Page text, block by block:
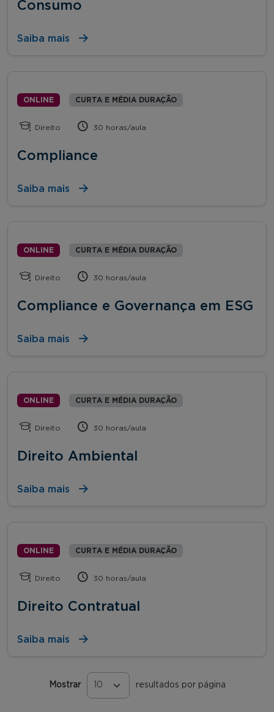
Consumo
Saiba mais
ONLINE CURTA E MÉDIA DURAÇÃO
Direito 30 horas/aula
Compliance
Saiba mais
ONLINE CURTA E MÉDIA DURAÇÃO
Direito 30 horas/aula
Compliance e Governança em ESG
Saiba mais
ONLINE CURTA E MÉDIA DURAÇÃO
Direito 30 horas/aula
Direito Ambiental
Saiba mais
ONLINE CURTA E MÉDIA DURAÇÃO
Direito 30 horas/aula
Direito Contratual
Saiba mais
Mostrar resultados por página